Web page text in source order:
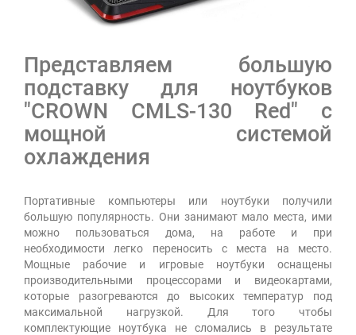
Представляем большую
подставку для ноутбуков
"CROWN CMLS-130 Red" с
мощной системой
охлаждения
Портативные компьютеры или ноутбуки получили
большую популярность. Они занимают мало места, ими
можно пользоваться дома, на работе и при
необходимости легко переносить с места на место.
Мощные рабочие и игровые ноутбуки оснащены
производительными процессорами и видеокартами,
которые разогреваются до высоких температур под
максимальной нагрузкой. Для того чтобы
комплектующие ноутбука не сломались в результате